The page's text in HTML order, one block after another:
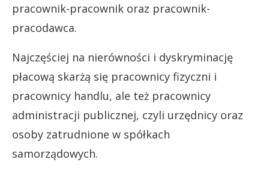
pracownik-pracownik oraz pracownik-
pracodawca.
Najczęściej na nierówności i dyskryminację
płacową skarżą się pracownicy fizyczni i
pracownicy handlu, ale też pracownicy
administracji publicznej, czyli urzędnicy oraz
osoby zatrudnione w spółkach
samorządowych.